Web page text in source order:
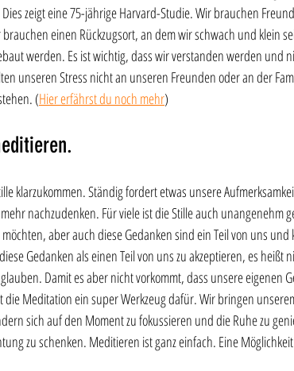
zeigt eine 75-jährige Harvard-Studie. Wir brauchen
einen Rückzugsort, an dem wir schwach und klein
werden. Es ist wichtig, dass wir verstanden werden und
unseren Stress nicht an unseren Freunden oder an der
(Hier erfährst du noch mehr)
klarzukommen. Ständig fordert etwas unsere
nachzudenken. Für viele ist die Stille auch unangenehm
aber auch diese Gedanken sind ein Teil von uns
Gedanken als einen Teil von uns zu akzeptieren, es heißt
Damit es aber nicht vorkommt, dass unsere eigenen
die Meditation ein super Werkzeug dafür. Wir bringen
sich auf den Moment zu fokussieren und die Ruhe zu
zu schenken. Meditieren ist ganz einfach. Eine